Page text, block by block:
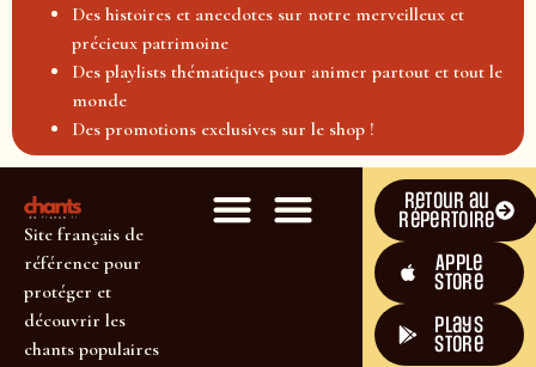
Des histoires et anecdotes sur notre merveilleux et
précieux patrimoine
Des playlists thématiques pour animer partout et tout le
monde
Des promotions exclusives sur le shop !
Site français de
référence pour
protéger et
découvrir les
chants populaires
Retour au
répertoire
Apple
Store
plays
store